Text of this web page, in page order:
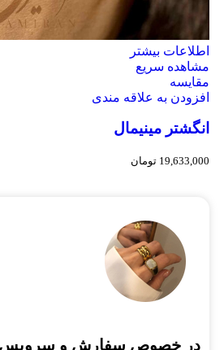
اطلاعات بیشتر
مشاهده سریع
مقایسه
افزودن به علاقه مندی
انگشتر مینیمال
19,633,000 تومان
در خصوص سفارش و سرویس